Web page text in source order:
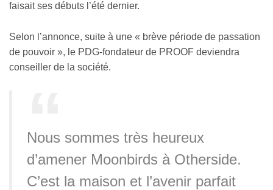
faisait ses débuts l’été dernier.
Selon l’annonce, suite à une « brève période de passation
de pouvoir », le PDG-fondateur de PROOF deviendra
conseiller de la société.
Nous sommes très heureux
d’amener Moonbirds à Otherside.
C’est la maison et l’avenir parfait